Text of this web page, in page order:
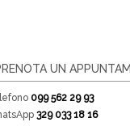
UN
099 562 29 93
329 033 18 16